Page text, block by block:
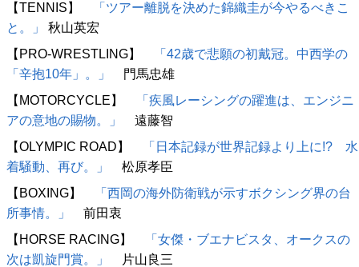
【TENNIS】
「ツアー離脱を決めた錦織圭が今やるべきこ
と。」
秋山英宏
【PRO-WRESTLING】
「42歳で悲願の初戴冠。中西学の
「辛抱10年」。」
門馬忠雄
【MOTORCYCLE】
「疾風レーシングの躍進は、エンジニ
アの意地の賜物。」
遠藤智
【OLYMPIC ROAD】
「日本記録が世界記録より上に!? 水
着騒動、再び。」
松原孝臣
【BOXING】
「西岡の海外防衛戦が示すボクシング界の台
所事情。」
前田衷
【HORSE RACING】
「女傑・ブエナビスタ、オークスの
次は凱旋門賞。」
片山良三